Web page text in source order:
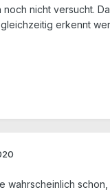
nicht versucht.
erkennt
wahrscheinlich